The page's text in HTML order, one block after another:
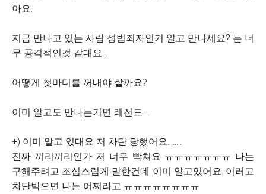
아요.
지금 만나고 있는 사람 성범죄자인거 알고 만나세요? 는 너
무 공격적인것 같대요...
어떻게 첫마디를 꺼내야 할까요?
이미 알고도 만나는거면 레전드....
+) 이미 알고 있대요 저 차단 당했어요........
진짜 끼리끼리인가 저 너무 빡쳐요 ㅠㅠㅠㅠㅠㅠㅠ 나는
구해주려고 조심스럽게 말한건데 이미 알고있어요. 이러고
차단박으면 나는 어쩌라고 ㅠㅠㅠㅠㅠㅠㅠㅠ